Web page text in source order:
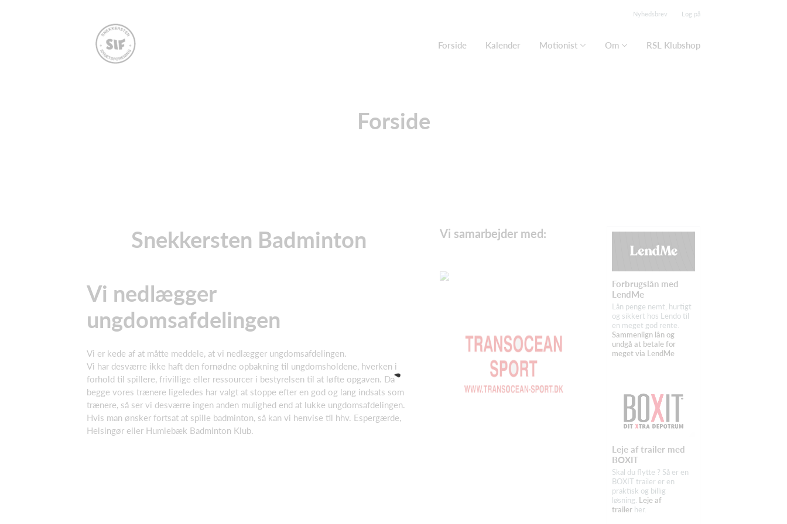
Nyhedsbrev Log på
Forside Kalender Motionist Om RSL Klubshop
Forside
Forbrugslån med
LendMe
Lån penge nemt, hurtigt
og sikkert hos Lendo til
en meget god rente.
Sammenlign lån og
undgå at betale for
meget via LendMe
Leje af trailer med
BOXIT
Skal du flytte ? Så er en
BOXIT trailer er en
praktisk og billig
løsning. Leje af
trailer her.
Snekkersten Badminton
Vi nedlægger
ungdomsafdelingen
Vi er kede af at måtte meddele, at vi nedlægger ungdomsafdelingen.
Vi har desværre ikke haft den fornødne opbakning til ungdomsholdene, hverken i
forhold til spillere, frivillige eller ressourcer i bestyrelsen til at løfte opgaven. Da
begge vores trænere ligeledes har valgt at stoppe efter en god og lang indsats som
trænere, så ser vi desværre ingen anden mulighed end at lukke ungdomsafdelingen.
Hvis man ønsker fortsat at spille badminton, så kan vi henvise til hhv. Espergærde,
Helsingør eller Humlebæk Badminton Klub.
Vi samarbejder med: